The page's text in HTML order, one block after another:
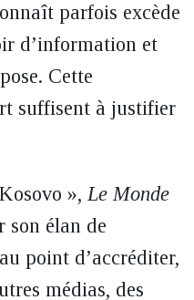
parfois excède
d’information et
Cette
suffisent à justifier
»,Le Monde
son élan de
point d’accréditer,
médias, des